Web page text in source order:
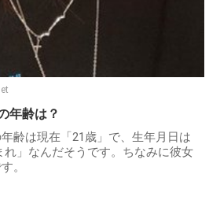
年齢は？
齢は現在「21歳」で、生年月日は
れ」なんだそうです。ちなみに彼女
。